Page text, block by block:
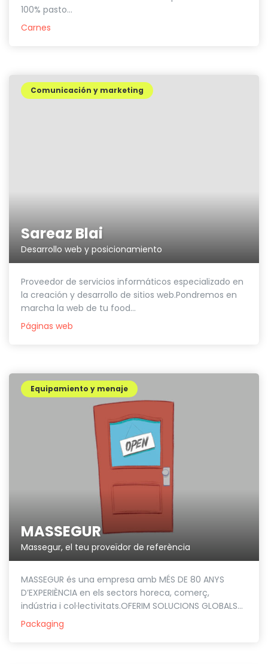
100% pasto...
Carnes
Sareaz Blai
Desarrollo web y posicionamiento
Comunicación y marketing
Proveedor de servicios informáticos especializado en
la creación y desarrollo de sitios web.Pondremos en
marcha la web de tu food...
Páginas web
MASSEGUR
Massegur, el teu proveïdor de referència
Equipamiento y menaje
MASSEGUR és una empresa amb MÉS DE 80 ANYS
D’EXPERIÈNCIA en els sectors horeca, comerç,
indústria i col·lectivitats.OFERIM SOLUCIONS GLOBALS...
Packaging